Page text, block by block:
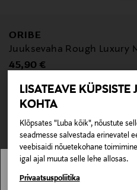
LISATEAVE
KOHTA
Klõpsates "Luba kõik", nõustute
seadmesse salvestada erinevatel
veebisaidi nõuetekohane
igal ajal muuta selle lehe allosas.
Privaatsuspoliitika
ORIBE
Juuksevaha Rough Luxury
Original Price
45,90 €
Pole saadaval kaubamajas ja
null
null
Stockmann pole Sinu